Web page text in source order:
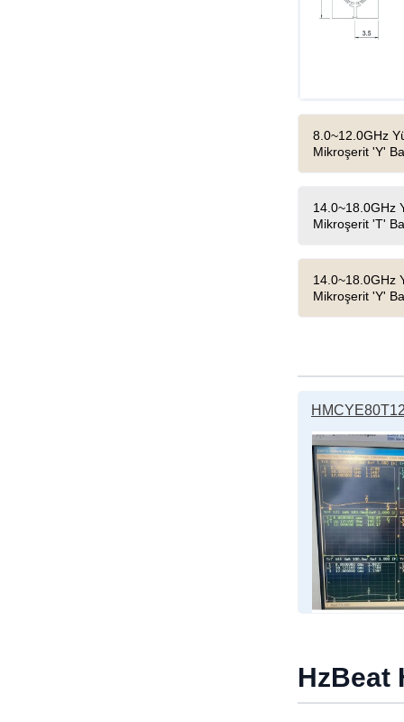
8.0~12.0GHz
Mikroşerit 'Y'
14.0~18.0GHz
Mikroşerit 'T'
14.0~18.0GHz
Mikroşerit 'Y'
HzBeat